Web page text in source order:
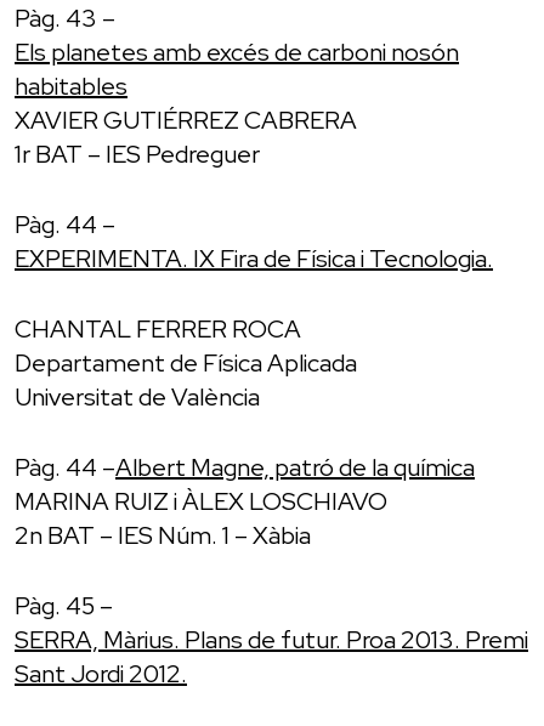
Pàg. 43 –
Els planetes amb excés de carboni nosón
habitables
XAVIER GUTIÉRREZ CABRERA
1r BAT – IES Pedreguer
Pàg. 44 –
EXPERIMENTA. IX Fira de Física i Tecnologia.
CHANTAL FERRER ROCA
Departament de Física Aplicada
Universitat de València
Pàg. 44 –Albert Magne, patró de la química
MARINA RUIZ i ÀLEX LOSCHIAVO
2n BAT – IES Núm. 1 – Xàbia
Pàg. 45 –
SERRA, Màrius. Plans de futur. Proa 2013. Premi
Sant Jordi 2012.